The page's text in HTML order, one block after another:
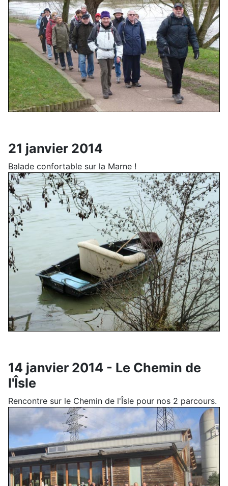
21 janvier 2014
Balade confortable sur la Marne !
14 janvier 2014 - Le Chemin de
l'Îsle
Rencontre sur le Chemin de l'Îsle pour nos 2 parcours.